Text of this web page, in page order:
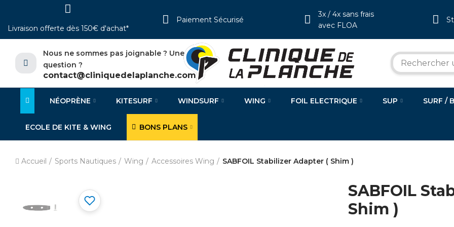
Livraison offerte dès 150€ d'achat*
Paiement Sécurisé
3x / 4x sans frais
avec FLOA
Nous ne sommes pas joignable ? Une
question ?
contact@cliniquedelaplanche.com
NÉOPRÈNE KITESURF WINDSURF WING FOIL ELECTRIQUE SUP SURF /
ECOLE DE KITE & WING BONS PLANS
Accueil Sports Nautiques Wing Accessoires Wing SABFOIL Stabilizer Adapter ( Shim )
SABFOIL
Shim )